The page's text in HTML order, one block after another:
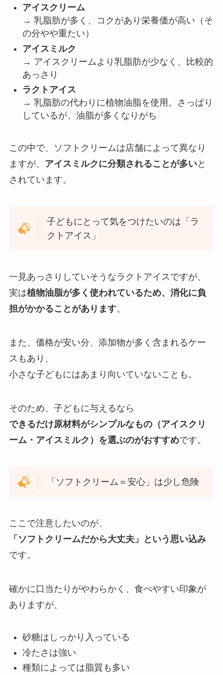
アイスクリーム
→ 乳脂肪が多く、コクがあり栄養価が高い（そ
の分やや重たい）
アイスミルク
→ アイスクリームより乳脂肪が少なく、比較的
あっさり
ラクトアイス
→ 乳脂肪の代わりに植物油脂を使用。さっぱり
しているが、油脂が多くなりがち
この中で、ソフトクリームは店舗によって異なり
ますが、 アイスミルクに分類されることが多いと
されています。
子どもにとって気をつけたいのは「ラ
クトアイス」
一見あっさりしていそうなラクトアイスですが、
実は植物油脂が多く使われているため、消化に負
担がかかることがあります。
また、価格が安い分、添加物が多く含まれるケー
スもあり、
小さな子どもにはあまり向いていないことも。
そのため、子どもに与えるなら
できるだけ原材料がシンプルなもの（アイスクリ
ーム・アイスミルク）を選ぶのがおすすめです。
「ソフトクリーム＝安心」は少し危険
ここで注意したいのが、
「ソフトクリームだから大丈夫」という思い込み
です。
確かに口当たりがやわらかく、食べやすい印象が
ありますが、
砂糖はしっかり入っている
冷たさは強い
種類によっては脂質も多い